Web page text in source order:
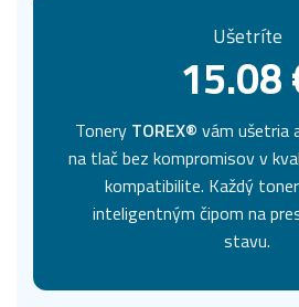
Ušetríte
15.08
Tonery TOREX® vám ušetria
na tlač bez kompromisov v
kompatibilite. Každý
inteligentným čipom na
stavu.